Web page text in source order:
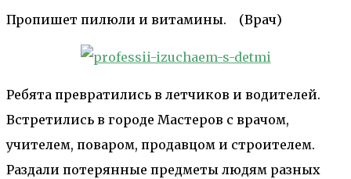
Пропишет пилюли и витамины. (Врач)
Ребята превратились в летчиков и водителей.
Встретились в городе Мастеров с врачом,
учителем, поваром, продавцом и строителем.
Раздали потерянные предметы людям разных